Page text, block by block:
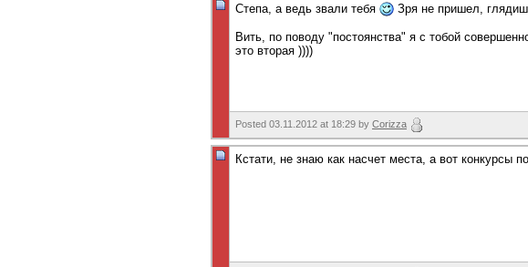
Степа, а ведь звали тебя Зря не пришел,
Вить, по поводу "постоянства" я с тобой
это вторая ))))
Posted 03.11.2012 at 18:29 by Corizza
Кстати, не знаю как насчет места, а вот конкурсы